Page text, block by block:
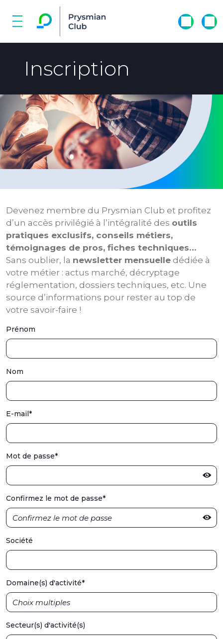
Inscription
Devenez membre du Prysmian Club et profitez
d’un accès privilégié à l’intégralité des outils
pratiques exclusifs, conseils métiers,
témoignages de pros, fiches techniques…
Sans oublier, la newsletter mensuelle dédiée à
votre métier : actus marché, décryptage
réglementation, dossiers techniques, etc. Une
source d’informations pour rester au top de
votre savoir-faire !
Prénom
Nom
E-mail*
Mot de passe*
Confirmez le mot de passe*
Société
Domaine(s) d'activité*
Secteur(s) d'activité(s)